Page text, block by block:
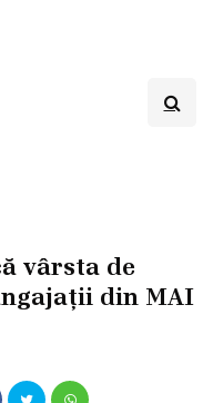
vârsta de
din MAI